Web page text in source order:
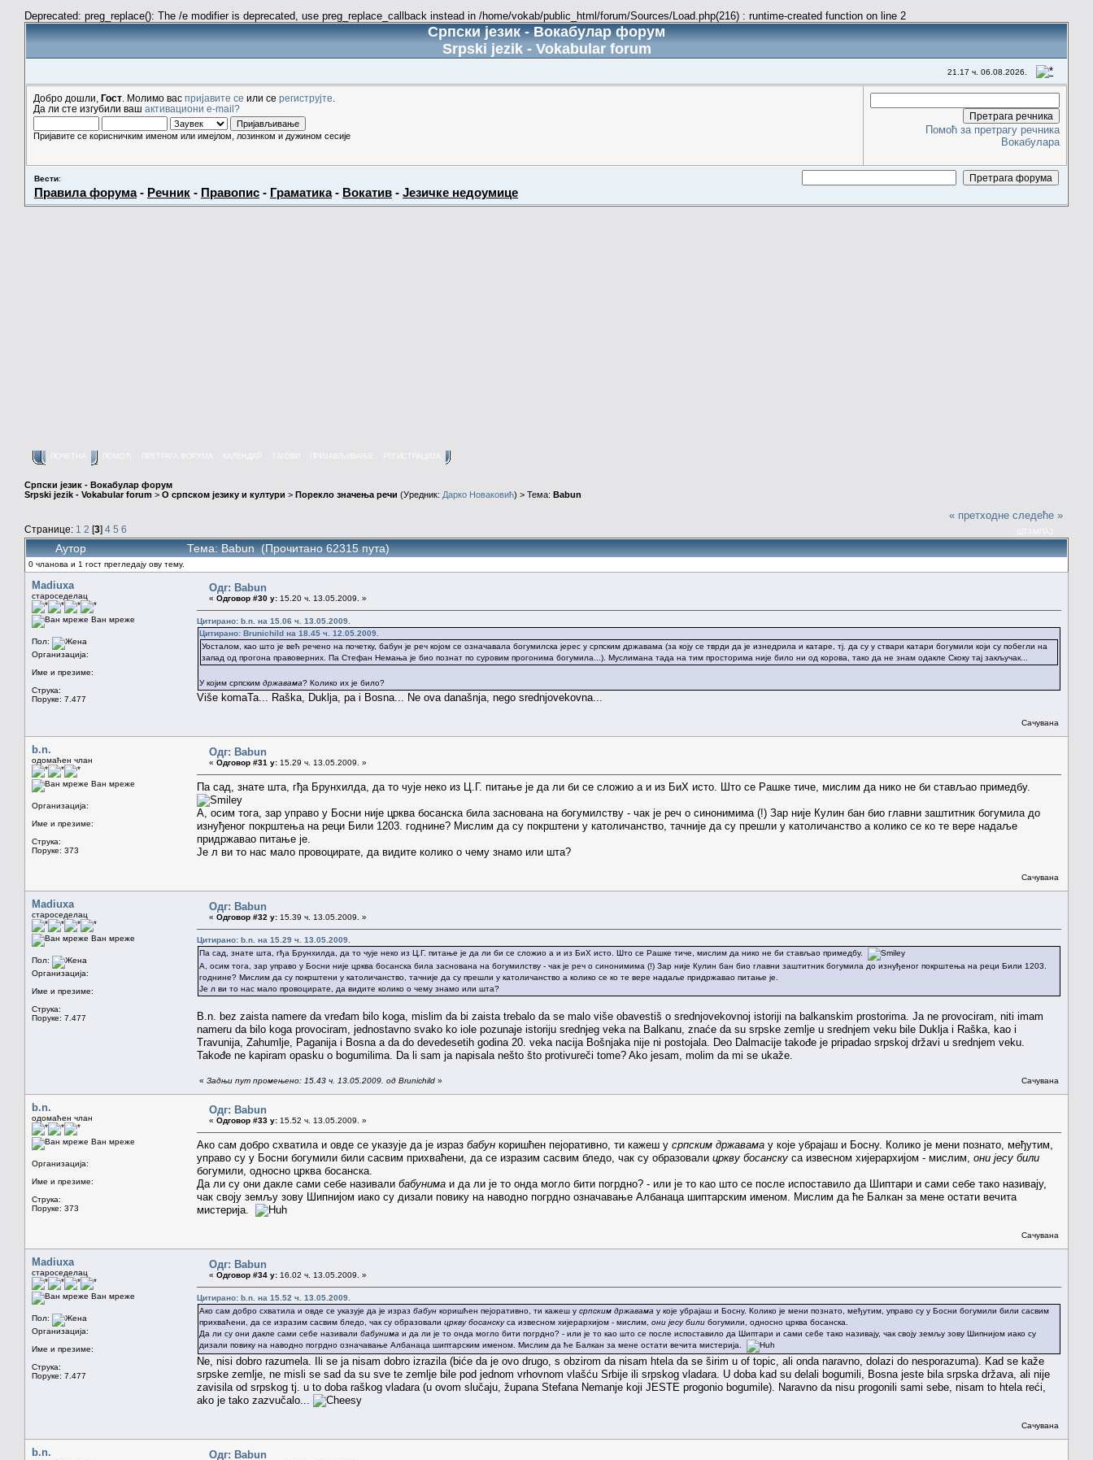
Deprecated: preg_replace(): The /e modifier is deprecated, use preg_replace_callback instead in /home/vokab/public_html/forum/Sources/Load.php(216) : runtime-created function on line 2
Српски језик - Вокабулар форум
Srpski jezik - Vokabular forum
21.17 ч. 06.08.2026.
Добро дошли, Гост . Молимо вас пријавите се или се региструјте
Да ли сте изгубили ваш активациони e-mail?
Пријавите се корисничким именом или имејлом, лозинком и дужином сесије
Помоћ за претрагу речника
Вокабулара
Вести:
Правила форума- Речник - Правопис - Граматика- Вокатив - Језичке недоумице
КАЛЕНДАР
Српски језик - Вокабулар форум
Srpski jezik - Vokabular forum > О српском језику и култури > Порекло значења речи (Уредник: Дарко Новаковић) > Тема: Babun
Странице: 1 2 [3] 4 5 6
« претходне следеће »
Аутор Тема: Babun (Прочитано 62315 пута)
0 чланова и 1 гост прегледају ову тему.
Madiuxa
староседелац
Ван мреже
Пол:
Организација:
Име и презиме:
Струка:
Поруке: 7.477
Одг: Babun
« Одговор #30 у: 15.20 ч. 13.05.2009. »
Цитирано: b.n. на 15.06 ч. 13.05.2009.
Цитирано: Brunichild на 18.45 ч. 12.05.2009.
Уосталом, као што је већ речено на почетку, бабун је реч којом се означавала богумилска јерес у српским државама (за коју се тврди да је изнедрила и катаре, тј. да су у ствари катари богумили који су побегли на
запад од прогона правоверних. Па Стефан Немања је био познат по суровим прогонима богумила...). Муслимана тада на тим просторима није било ни од корова, тако да не знам одакле Скоку тај закључак...
У којим српским државама? Колико их је било?
Više komaTa... Raška, Duklja, pa i Bosna... Ne ova današnja, nego srednjovekovna...
Сачувана
b.n.
одомаћен члан
Ван мреже
Организација:
Име и презиме:
Струка:
Поруке: 373
Одг: Babun
« Одговор #31 у: 15.29 ч. 13.05.2009. »
Па сад, знате шта, гђа Брунхилда, да то чује неко из Ц.Г. питање је да ли би се сложио а и из БиХ исто. Што се Рашке тиче, мислим да нико не би стављао примедбу.
А, осим тога, зар управо у Босни није црква босанска била заснована на богумилству - чак је реч о синонимима (!) Зар није Кулин бан био главни заштитник богумила до
изнуђеног покрштења на реци Били 1203. годнине? Мислим да су покрштени у католичанство, тачније да су прешли у католичанство а колико се ко те вере надаље
придржавао питање је.
Је л ви то нас мало провоцирате, да видите колико о чему знамо или шта?
Сачувана
Madiuxa
староседелац
Ван мреже
Пол:
Организација:
Име и презиме:
Струка:
Поруке: 7.477
Одг: Babun
« Одговор #32 у: 15.39 ч. 13.05.2009. »
Цитирано: b.n. на 15.29 ч. 13.05.2009.
Па сад, знате шта, гђа Брунхилда, да то чује неко из Ц.Г. питање је да ли би се сложио а и из БиХ исто. Што се Рашке тиче, мислим да нико не би стављао примедбу.
А, осим тога, зар управо у Босни није црква босанска била заснована на богумилству - чак је реч о синонимима (!) Зар није Кулин бан био главни заштитник богумила до изнуђеног покрштења на реци Били 1203.
годнине? Мислим да су покрштени у католичанство, тачније да су прешли у католичанство а колико се ко те вере надаље придржавао питање је.
Је л ви то нас мало провоцирате, да видите колико о чему знамо или шта?
B.n. bez zaista namere da vređam bilo koga, mislim da bi zaista trebalo da se malo više obavestiš o srednjovekovnoj istoriji na balkanskim prostorima. Ja ne provociram, niti imam
nameru da bilo koga provociram, jednostavno svako ko iole pozunaje istoriju srednjeg veka na Balkanu, znaće da su srpske zemlje u srednjem veku bile Duklja i Raška, kao i
Travunija, Zahumlje, Paganija i Bosna a da do devedesetih godina 20. veka nacija Bošnjaka nije ni postojala. Deo Dalmacije takođe je pripadao srpskoj državi u srednjem veku.
Takođe ne kapiram opasku o bogumilima. Da li sam ja napisala nešto što protivureči tome? Ako jesam, molim da mi se ukaže.
« Задњи пут промењено: 15.43 ч. 13.05.2009. од Brunichild » Сачувана
b.n.
одомаћен члан
Ван мреже
Организација:
Име и презиме:
Струка:
Поруке: 373
Одг: Babun
« Одговор #33 у: 15.52 ч. 13.05.2009. »
Ако сам добро схватила и овде се указује да је израз бабун коришћен пејоративно, ти кажеш у српским државама у које убрајаш и Босну. Колико је мени познато, међутим,
управо су у Босни богумили били сасвим прихваћени, да се изразим сасвим бледо, чак су образовали цркву босанску са извесном хијерархијом - мислим, они јесу били
богумили, односно црква босанска.
Да ли су они дакле сами себе називали бабунима и да ли је то онда могло бити погрдно? - или је то као што се после испоставило да Шиптари и сами себе тако називају,
чак своју земљу зову Шипнијом иако су дизали повику на наводно погрдно означавање Албанаца шиптарским именом. Мислим да ће Балкан за мене остати вечита
мистерија.
Сачувана
Madiuxa
староседелац
Ван мреже
Пол:
Организација:
Име и презиме:
Струка:
Поруке: 7.477
Одг: Babun
« Одговор #34 у: 16.02 ч. 13.05.2009. »
Цитирано: b.n. на 15.52 ч. 13.05.2009.
Ако сам добро схватила и овде се указује да је израз бабун коришћен пејоративно, ти кажеш у српским државама у које убрајаш и Босну. Колико је мени познато, међутим, управо су у Босни богумили били сасвим
прихваћени, да се изразим сасвим бледо, чак су образовали цркву босанскуса извесном хијерархијом - мислим, они јесу били богумили, односно црква босанска.
Да ли су они дакле сами себе називали бабунима и да ли је то онда могло бити погрдно? - или је то као што се после испоставило да Шиптари и сами себе тако називају, чак своју земљу зову Шипнијом иако су
дизали повику на наводно погрдно означавање Албанаца шиптарским именом. Мислим да ће Балкан за мене остати вечита мистерија.
Ne, nisi dobro razumela. Ili se ja nisam dobro izrazila (biće da je ovo drugo, s obzirom da nisam htela da se širim u of topic, ali onda naravno, dolazi do nesporazuma). Kad se kaže
srpske zemlje, ne misli se sad da su sve te zemlje bile pod jednom vrhovnom vlašću Srbije ili srpskog vladara. U doba kad su delali bogumili, Bosna jeste bila srpska država, ali nije
zavisila od srpskog tj. u to doba raškog vladara (u ovom slučaju, župana Stefana Nemanje koji JESTE progonio bogumile). Naravno da nisu progonili sami sebe, nisam to htela reći,
ako je tako zazvučalo...
Сачувана
b.n. Одг: Babun